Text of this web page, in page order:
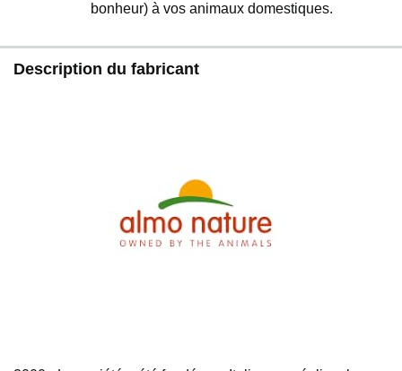
bonheur) à vos animaux domestiques.
Description du fabricant